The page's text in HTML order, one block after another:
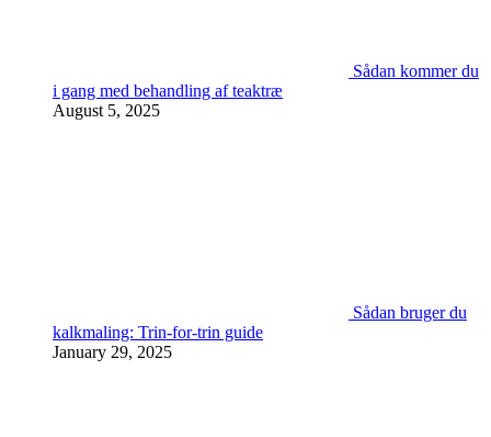
Sådan kommer du
i gang med behandling af teaktræ
August 5, 2025
Sådan bruger du
kalkmaling: Trin-for-trin guide
January 29, 2025